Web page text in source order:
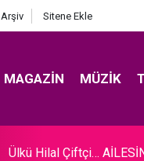
Arşiv Sitene Ekle
MAGAZIN MÜZIK
Acun Ilıcalı... BAKAN